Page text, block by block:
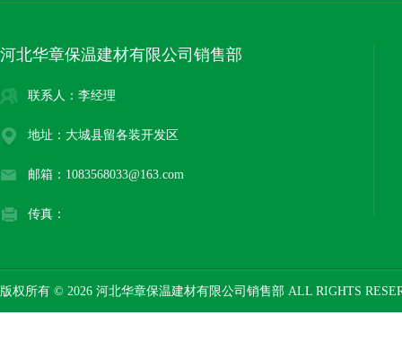
河北华章保温建材有限公司销售部
联系人：李经理
地址：大城县留各装开发区
邮箱：1083568033@163.com
传真：
版权所有 © 2026 河北华章保温建材有限公司销售部 ALL RIGHTS